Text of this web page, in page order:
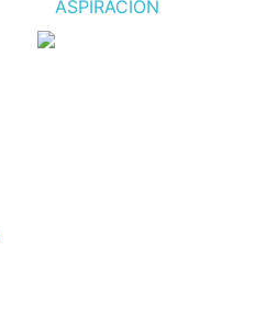
ASPIRACIÓN